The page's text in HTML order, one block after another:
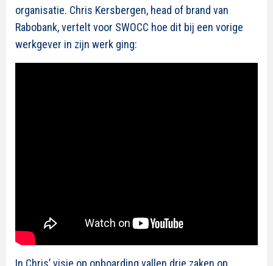
organisatie. Chris Kersbergen, head of brand van
Rabobank, vertelt voor SWOCC hoe dit bij een vorige
werkgever in zijn werk ging:
In Chris’ visie op onboarding vallen drie zaken op.